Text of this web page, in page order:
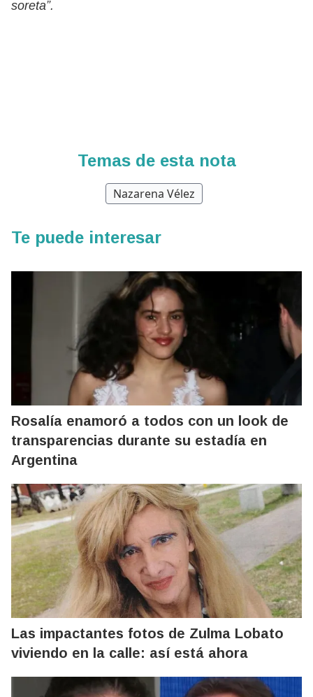
soreta”.
Temas de esta nota
Nazarena Vélez
Te puede interesar
Rosalía enamoró a todos con un look de
transparencias durante su estadía en
Argentina
Las impactantes fotos de Zulma Lobato
viviendo en la calle: así está ahora